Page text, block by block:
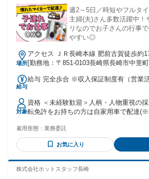
週2～5日／時短やフルタ
主婦(夫)さん多数活躍中！
リなのでお子さんの行事
やすい◎
場所
アクセス ＪＲ長崎本線 肥前古賀徒歩約
市布徒歩約29分、ＪＲ長崎本線 喜々津徒
[勤務地：〒851-0103長崎県長崎市中里
給与
給与 完全歩合 ※収入保証制度有（営業
対象
資格 ＜未経験歓迎＞人柄・人物重視の採用◎ ▼普通自
転免許をお持ちの方は自家用車で配達
イス登録必須 ～インボイス登録って？～ 簡単にいうと業務上
の請求書発行のために税務署へ登録すること！ 最
が手順・記載方法など全てお伝えするた
考えたり、手間がかかる心配などは一切
雇用形態： 業務委託
お気に入り
株式会社ホットスタッフ長崎